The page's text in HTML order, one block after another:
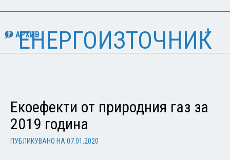
ЕНЕРГОИЗТОЧНИК
АРХИВ
Екоефекти от природния газ за
2019 година
ПУБЛИКУВАНО НА 07.01.2020